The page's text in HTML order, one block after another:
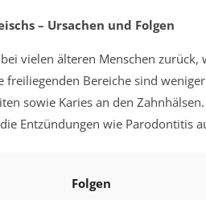
– Ursachen und Folgen
vielen älteren Menschen
freiliegenden Bereiche sind
sowie Karies an den
Entzündungen wie Parodontitis
Folgen